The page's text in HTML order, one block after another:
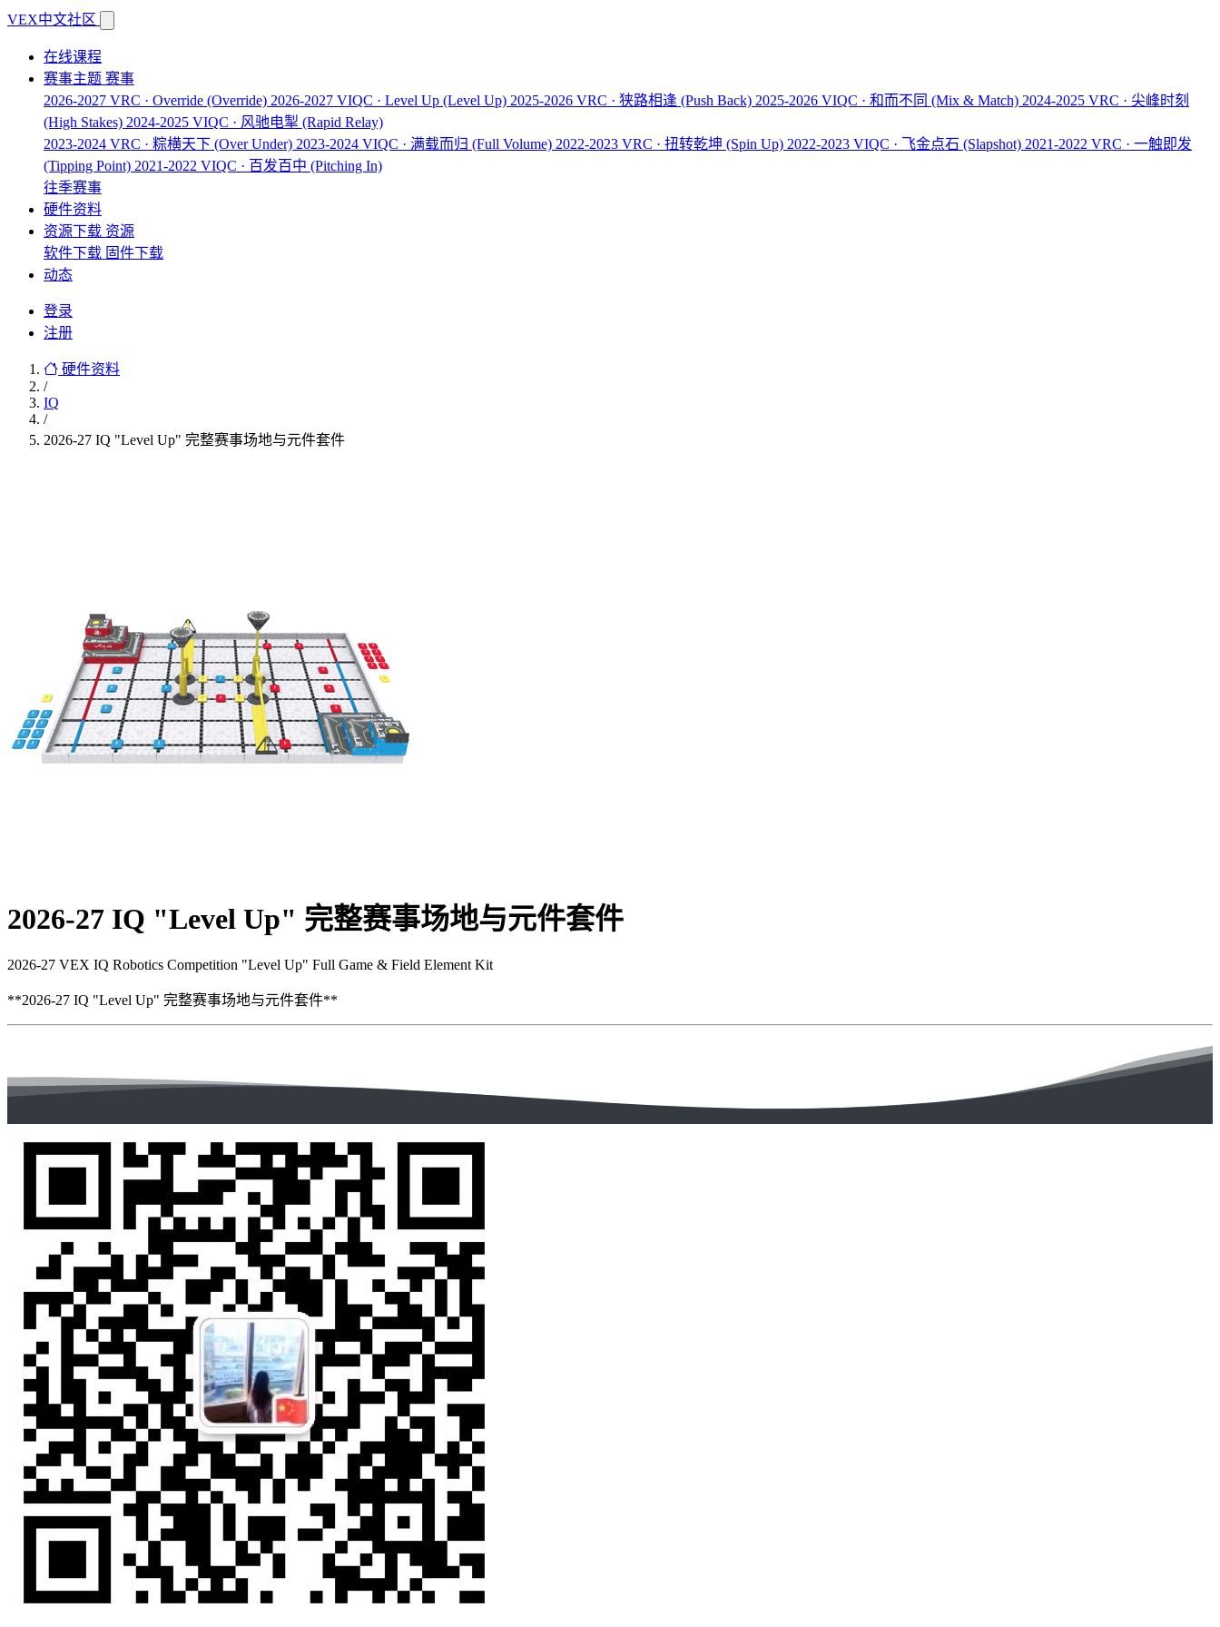
VEX中文社区
在线课程
赛事主题 赛事
2026-2027 VRC · Override (Override) 2026-2027 VIQC · Level Up (Level Up) 2025-2026 VRC · 狭路相逢 (Push Back) 2025-2026 VIQC · 和而不同 (Mix & Match) 2024-2025 VRC · 尖峰时刻
(High Stakes) 2024-2025 VIQC · 风驰电掣 (Rapid Relay)
2023-2024 VRC · 粽横天下 (Over Under) 2023-2024 VIQC · 满载而归 (Full Volume) 2022-2023 VRC · 扭转乾坤 (Spin Up) 2022-2023 VIQC · 飞金点石 (Slapshot) 2021-2022 VRC · 一触即发
(Tipping Point) 2021-2022 VIQC · 百发百中 (Pitching In)
往季赛事
硬件资料
资源下载 资源
软件下载 固件下载
动态
登录
注册
硬件资料
/
IQ
/
2026-27 IQ "Level Up" 完整赛事场地与元件套件
2026-27 IQ "Level Up" 完整赛事场地与元件套件
2026-27 VEX IQ Robotics Competition "Level Up" Full Game & Field Element Kit
**2026-27 IQ "Level Up" 完整赛事场地与元件套件**